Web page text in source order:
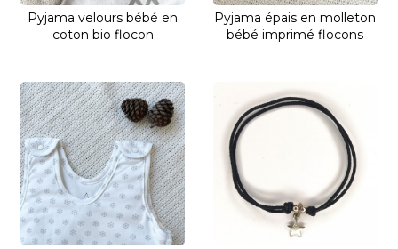
Pyjama velours bébé en
coton bio flocon
Pyjama épais en molleton
bébé imprimé flocons